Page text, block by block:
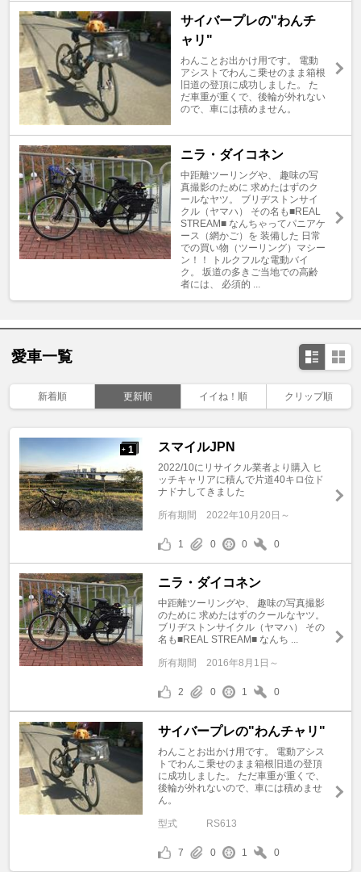
サイバープレの"わんチ
ャリ"
わんことお出かけ用です。 電動
アシストでわんこ乗せのまま箱根
旧道の登頂に成功しました。 た
だ車重が重くで、後輪が外れない
ので、車には積めません。
ニラ・ダイコネン
中距離ツーリングや、 趣味の写
真撮影のために 求めたはずのク
ールなヤツ。 ブリヂストンサイ
クル（ヤマハ） その名も■REAL
STREAM■ なんちゃってパニアケ
ース（網かご）を 装備した 日常
での買い物（ツーリング）マシー
ン！！ トルクフルな電動バイ
ク。 坂道の多きご当地での高齢
者には、 必須的 ...
愛車一覧
新着順 更新順 イイね！順 クリップ順
+ 1 スマイルJPN
2022/10にリサイクル業者より購入 ヒ
ッチキャリアに積んで片道40キロ位ド
ナドナしてきました
所有期間 2022年10月20日～
1 0 0 0
ニラ・ダイコネン
中距離ツーリングや、 趣味の写真撮影
のために 求めたはずのクールなヤツ。
ブリヂストンサイクル（ヤマハ） その
名も■REAL STREAM■ なんち ...
所有期間 2016年8月1日～
2 0 1 0
サイバープレの"わんチャリ"
わんことお出かけ用です。 電動アシス
トでわんこ乗せのまま箱根旧道の登頂
に成功しました。 ただ車重が重くで、
後輪が外れないので、車には積めませ
ん。
型式 RS613
7 0 1 0